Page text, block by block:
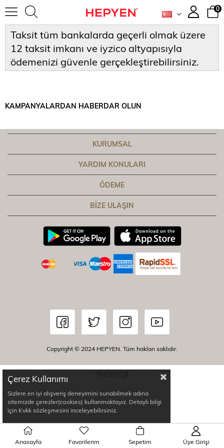
0
Taksit tüm bankalarda geçerli olmak üzere
12 taksit imkanı ve iyzico altyapısıyla
ödemenizi güvenle gerçekleştirebilirsiniz.
KAMPANYALARDAN HABERDAR OLUN
KURUMSAL
YARDIM KONULARI
ÖDEME
BIZE ULAŞIN
Copyright © 2024 HEPYEN. Tüm hakları saklıdır.
Çerez Kullanımı
Sizlere en iyi alışveriş deneyimini sunabilmek adına
sitemizde çerezler(cookies) kullanmaktayız. Detaylı bilgi
için Kvkk sözleşmesini inceleyebilirsiniz.
Anasayfa Favorilerim Sepetim Üye Girişi